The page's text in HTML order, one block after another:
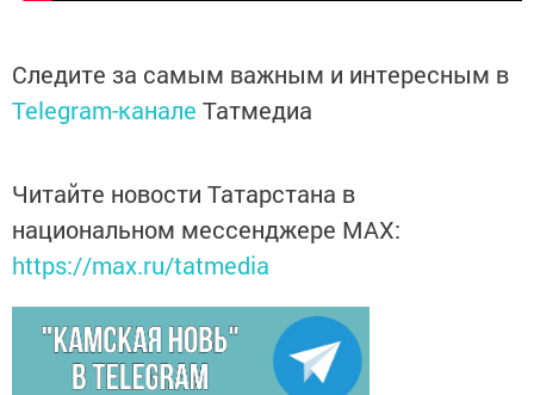
Следите за самым важным и интересным в
Telegram-канале Татмедиа
Читайте новости Татарстана в
национальном мессенджере MАХ:
https://max.ru/tatmedia